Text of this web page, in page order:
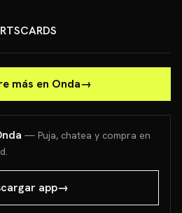
más en Onda→
— Puja, chatea y compra en
app→